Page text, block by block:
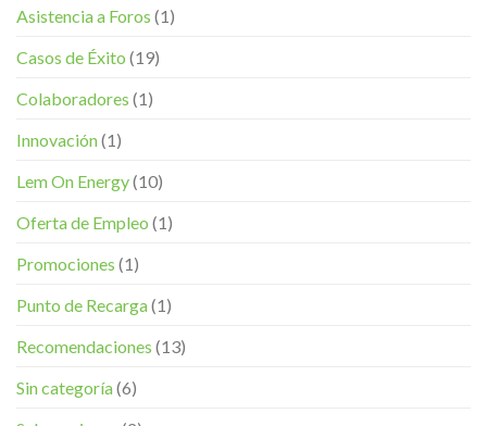
Asistencia a Foros (1)
Casos de Éxito (19)
Colaboradores (1)
Innovación(1)
Lem On Energy(10)
Oferta de Empleo (1)
Promociones (1)
Punto de Recarga(1)
Recomendaciones (13)
Sin categoría(6)